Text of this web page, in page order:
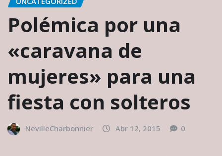
Polémica por una
«caravana de
mujeres» para una
fiesta con solteros
NevilleCharbonnier Abr 12, 2015 0